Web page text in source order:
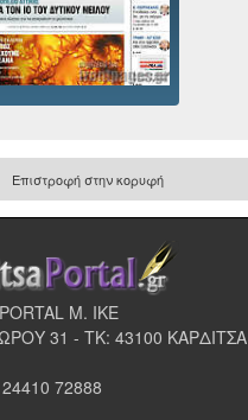
Επιστροφή στην κορυφή
Μ. ΙΚΕ
31 - ΤΚ: 43100 ΚΑΡΔΙΤΣΑ
72888